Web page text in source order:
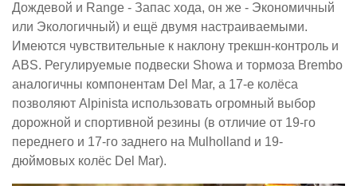
Дождевой и Range - Запас хода, он же - Экономичный
или Экологичный) и ещё двумя настраиваемыми.
Имеются чувствительные к наклону трекшн-контроль и
ABS. Регулируемые подвески Showa и тормоза Brembo
аналогичны компонентам Del Mar, а 17-е колёса
позволяют Alpinista использовать огромный выбор
дорожной и спортивной резины (в отличие от 19-го
переднего и 17-го заднего на Mulholland и 19-
дюймовых колёс Del Mar).